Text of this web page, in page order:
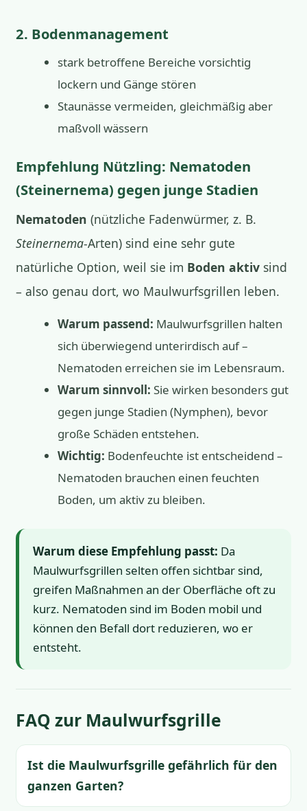
2. Bodenmanagement
stark betroffene Bereiche vorsichtig
lockern und Gänge stören
Staunässe vermeiden, gleichmäßig aber
maßvoll wässern
Empfehlung Nützling: Nematoden
(Steinernema) gegen junge Stadien
Nematoden (nützliche Fadenwürmer, z. B.
Steinernema-Arten) sind eine sehr gute
natürliche Option, weil sie im Boden aktiv sind
– also genau dort, wo Maulwurfsgrillen leben.
Warum passend: Maulwurfsgrillen halten
sich überwiegend unterirdisch auf –
Nematoden erreichen sie im Lebensraum.
Warum sinnvoll: Sie wirken besonders gut
gegen junge Stadien (Nymphen), bevor
große Schäden entstehen.
Wichtig: Bodenfeuchte ist entscheidend –
Nematoden brauchen einen feuchten
Boden, um aktiv zu bleiben.
Warum diese Empfehlung passt: Da
Maulwurfsgrillen selten offen sichtbar sind,
greifen Maßnahmen an der Oberfläche oft zu
kurz. Nematoden sind im Boden mobil und
können den Befall dort reduzieren, wo er
entsteht.
FAQ zur Maulwurfsgrille
Ist die Maulwurfsgrille gefährlich für den
ganzen Garten?